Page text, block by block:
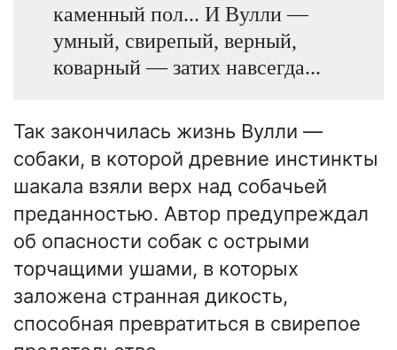
каменный пол... И Вулли —
умный, свирепый, верный,
коварный — затих навсегда...
Так закончилась жизнь Вулли —
собаки, в которой древние инстинкты
шакала взяли верх над собачьей
преданностью. Автор предупреждал
об опасности собак с острыми
торчащими ушами, в которых
заложена странная дикость,
способная превратиться в свирепое